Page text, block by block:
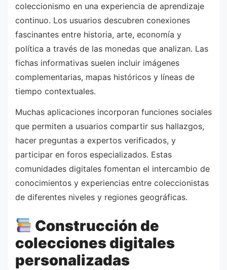
coleccionismo en una experiencia de aprendizaje
continuo. Los usuarios descubren conexiones
fascinantes entre historia, arte, economía y
política a través de las monedas que analizan. Las
fichas informativas suelen incluir imágenes
complementarias, mapas históricos y líneas de
tiempo contextuales.
Muchas aplicaciones incorporan funciones sociales
que permiten a usuarios compartir sus hallazgos,
hacer preguntas a expertos verificados, y
participar en foros especializados. Estas
comunidades digitales fomentan el intercambio de
conocimientos y experiencias entre coleccionistas
de diferentes niveles y regiones geográficas.
Construcción de
colecciones digitales
personalizadas